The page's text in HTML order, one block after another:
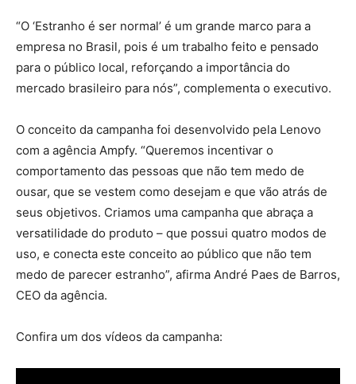
“O ‘Estranho é ser normal’ é um grande marco para a
empresa no Brasil, pois é um trabalho feito e pensado
para o público local, reforçando a importância do
mercado brasileiro para nós”, complementa o executivo.
O conceito da campanha foi desenvolvido pela Lenovo
com a agência Ampfy. “Queremos incentivar o
comportamento das pessoas que não tem medo de
ousar, que se vestem como desejam e que vão atrás de
seus objetivos. Criamos uma campanha que abraça a
versatilidade do produto – que possui quatro modos de
uso, e conecta este conceito ao público que não tem
medo de parecer estranho”, afirma André Paes de Barros,
CEO da agência.
Confira um dos vídeos da campanha: